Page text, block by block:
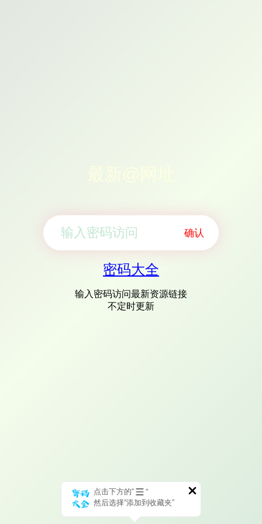
确认
密码大全
输入密码访问最新资源链接
不定时更新
点击下方的“
”
然后选择“添加到收藏夹”